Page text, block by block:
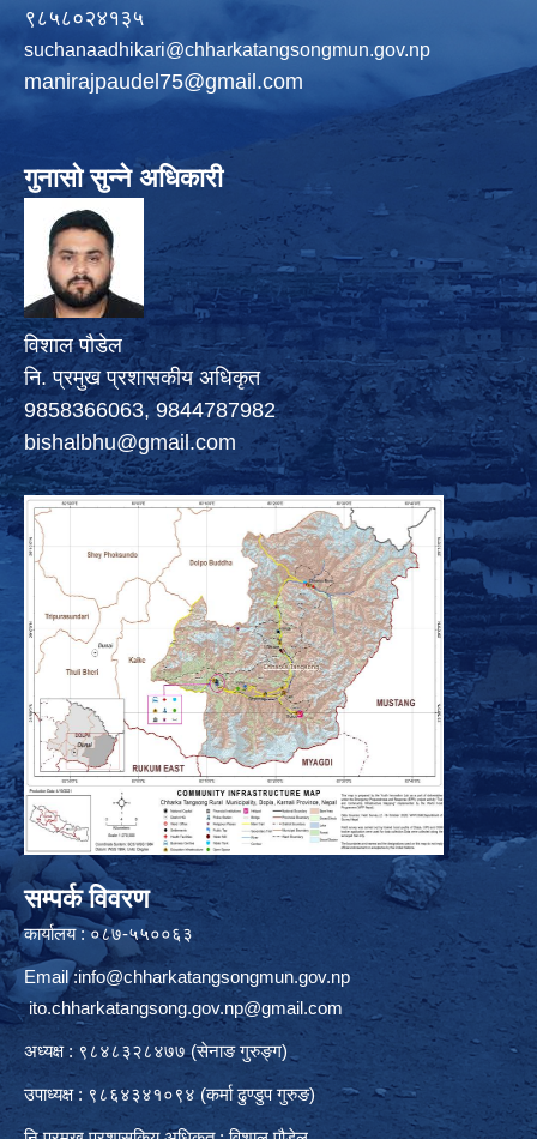
९८५८०२४१३५
suchanaadhikari@chharkatangsongmun.gov.np
manirajpaudel75@gmail.com
गुनासो सुन्ने अधिकारी
विशाल पौडेल
नि. प्रमुख प्रशासकीय अधिकृत
9858366063, 9844787982
bishalbhu@gmail.com
सम्पर्क विवरण
कार्यालय : ०८७-५५००६३
Email :info@chharkatangsongmun.gov.np
ito.chharkatangsong.gov.np@gmail.com
अध्यक्ष : ९८४८३२८४७७ (सेनाङ गुरुङ्ग)
उपाध्यक्ष : ९८६४३४१०९४ (कर्मा ढुण्डुप गुरुङ)